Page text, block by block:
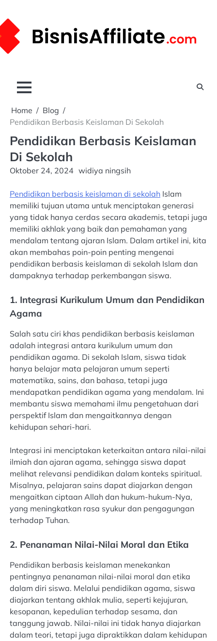
to
content
Home
Blog
Pendidikan Berbasis Keislaman Di Sekolah
Pendidikan Berbasis Keislaman
Di Sekolah
Oktober 24, 2024 widiya ningsih
Pendidikan berbasis keislaman di sekolah Islam
memiliki tujuan utama untuk menciptakan generasi
yang tidak hanya cerdas secara akademis, tetapi juga
memiliki akhlak yang baik dan pemahaman yang
mendalam tentang ajaran Islam. Dalam artikel ini, kita
akan membahas poin-poin penting mengenai
pendidikan berbasis keislaman di sekolah Islam dan
dampaknya terhadap perkembangan siswa.
1. Integrasi Kurikulum Umum dan Pendidikan
Agama
Salah satu ciri khas pendidikan berbasis keislaman
adalah integrasi antara kurikulum umum dan
pendidikan agama. Di sekolah Islam, siswa tidak
hanya belajar mata pelajaran umum seperti
matematika, sains, dan bahasa, tetapi juga
mendapatkan pendidikan agama yang mendalam. Ini
membantu siswa memahami ilmu pengetahuan dari
perspektif Islam dan mengaitkannya dengan
kehidupan sehari-hari.
Integrasi ini menciptakan keterkaitan antara nilai-nilai
ilmiah dan ajaran agama, sehingga siswa dapat
melihat relevansi pendidikan dalam konteks spiritual.
Misalnya, pelajaran sains dapat diajarkan dengan
mengaitkan ciptaan Allah dan hukum-hukum-Nya,
yang meningkatkan rasa syukur dan pengagungan
terhadap Tuhan.
2. Penanaman Nilai-Nilai Moral dan Etika
Pendidikan berbasis keislaman menekankan
pentingnya penanaman nilai-nilai moral dan etika
dalam diri siswa. Melalui pendidikan agama, siswa
diajarkan tentang akhlak mulia, seperti kejujuran,
kesopanan, kepedulian terhadap sesama, dan
tanggung jawab. Nilai-nilai ini tidak hanya diajarkan
dalam teori, tetapi juga dipraktikkan dalam kehidupan